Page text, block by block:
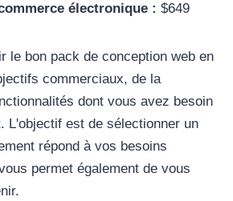
électronique : $649
le bon pack de conception web en
commerciaux, de la
dont vous avez besoin
L'objectif est de sélectionner un
répond à vos besoins
permet également de vous